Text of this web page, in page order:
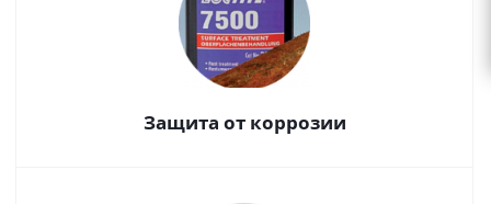
Защита от коррозии